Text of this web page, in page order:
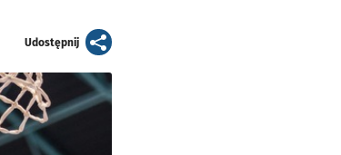
Udostępnijartykuł